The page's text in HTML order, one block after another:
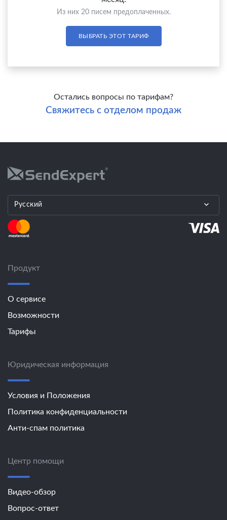
Из них 20 писем предоплаченных.
ВЫБРАТЬ ЭТОТ ТАРИФ
Остались вопросы по тарифам?
Свяжитесь с отделом продаж
Русский
Продукт
О сервисе
Возможности
Тарифы
Юридическая информация
Условия и Положения
Политика конфиденциальности
Анти-спам политика
Центр помощи
Видео-обзор
Вопрос-ответ